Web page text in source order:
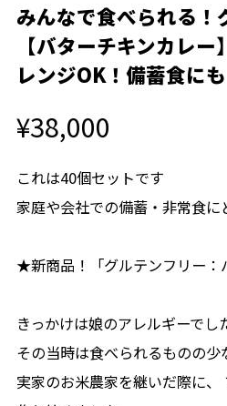
みんなで食べられる！
【バターチキンカレ
レンジOK！備蓄食にも
¥38,000
これは40個セットです
家庭や会社での備蓄・非常食に
★新商品！「グルテンフリー：
きっかけは娘のアレルギーでし
その当時は食べられるものの少
実家のお米農家を継いだ際に